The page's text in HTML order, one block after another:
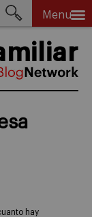
Menu
hay